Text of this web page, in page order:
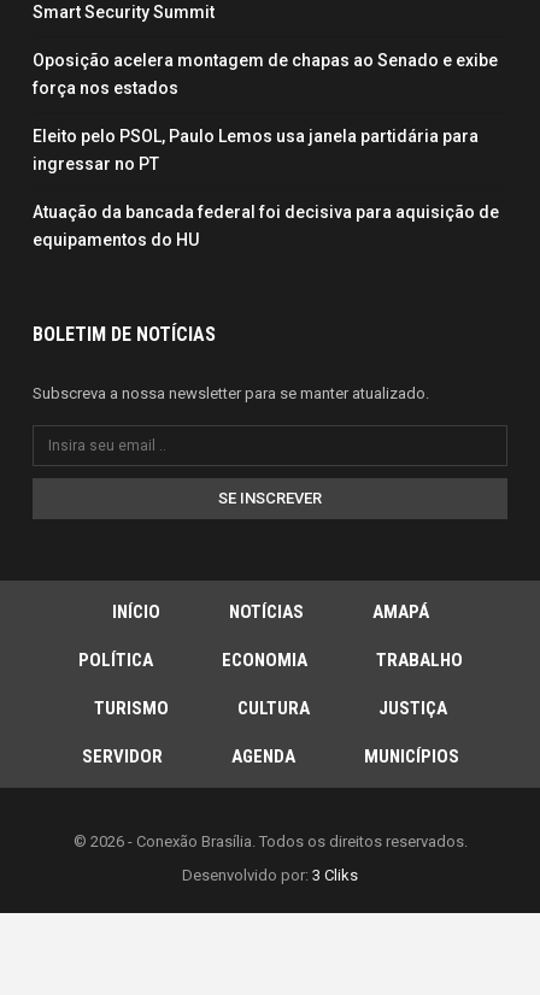
https://www.mpm.mp.br/banco-de-imagens/
Smart Security Summit
Oposição acelera montagem de chapas ao Senado e exibe
força nos estados
Eleito pelo PSOL, Paulo Lemos usa janela partidária para
ingressar no PT
Atuação da bancada federal foi decisiva para aquisição de
equipamentos do HU
BOLETIM DE NOTÍCIAS
Subscreva a nossa newsletter para se manter atualizado.
SE INSCREVER
INÍCIO NOTÍCIAS AMAPÁ
POLÍTICA ECONOMIA TRABALHO
TURISMO CULTURA JUSTIÇA
SERVIDOR AGENDA MUNICÍPIOS
© 2026 - Conexão Brasília. Todos os direitos reservados.
Desenvolvido por: 3 Cliks